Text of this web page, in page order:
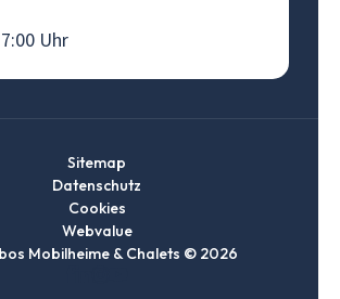
Uhr
Mobilheime & Chalets © 2026
Sitemap
Datenschutz
Cookies
Webvalue